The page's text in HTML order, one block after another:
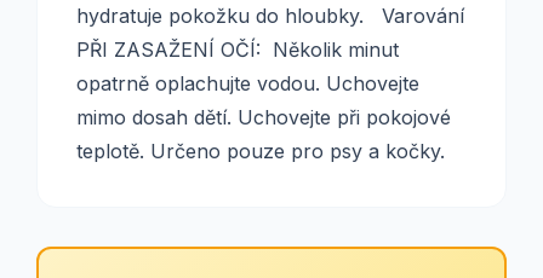
hydratuje pokožku do hloubky. Varování
PŘI ZASAŽENÍ OČÍ: Několik minut
opatrně oplachujte vodou. Uchovejte
mimo dosah dětí. Uchovejte při pokojové
teplotě. Určeno pouze pro psy a kočky.